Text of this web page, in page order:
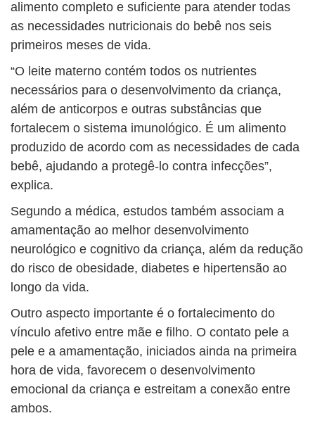
alimento completo e suficiente para atender todas
as necessidades nutricionais do bebê nos seis
primeiros meses de vida.
“O leite materno contém todos os nutrientes
necessários para o desenvolvimento da criança,
além de anticorpos e outras substâncias que
fortalecem o sistema imunológico. É um alimento
produzido de acordo com as necessidades de cada
bebê, ajudando a protegê-lo contra infecções”,
explica.
Segundo a médica, estudos também associam a
amamentação ao melhor desenvolvimento
neurológico e cognitivo da criança, além da redução
do risco de obesidade, diabetes e hipertensão ao
longo da vida.
Outro aspecto importante é o fortalecimento do
vínculo afetivo entre mãe e filho. O contato pele a
pele e a amamentação, iniciados ainda na primeira
hora de vida, favorecem o desenvolvimento
emocional da criança e estreitam a conexão entre
ambos.